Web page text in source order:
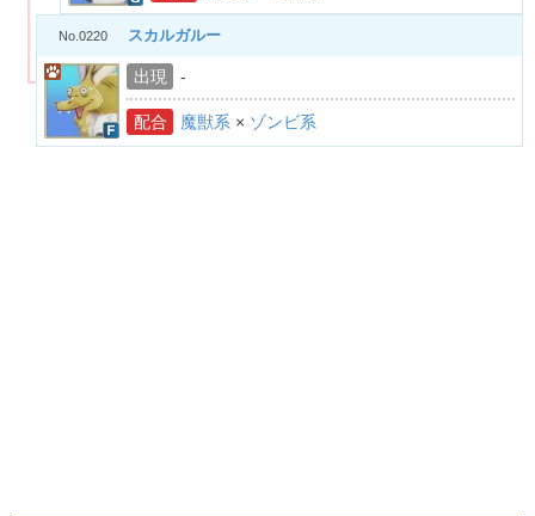
No.0220 スカルガルー
出現 -
配合 魔獣系 × ゾンビ系